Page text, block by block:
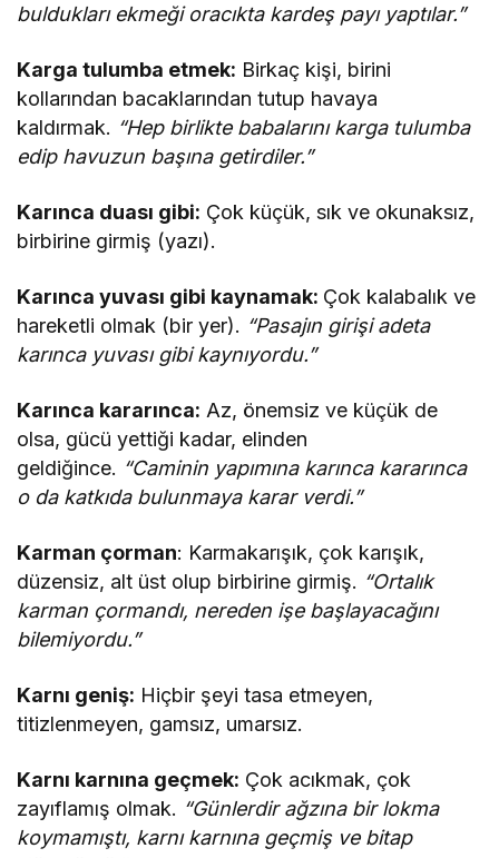
buldukları ekmeği oracıkta kardeş payı yaptılar.”
Karga tulumba etmek: Birkaç kişi, birini
kollarından bacaklarından tutup havaya
kaldırmak. “Hep birlikte babalarını karga tulumba
edip havuzun başına getirdiler.”
Karınca duası gibi: Çok küçük, sık ve okunaksız,
birbirine girmiş (yazı).
Karınca yuvası gibi kaynamak: Çok kalabalık ve
hareketli olmak (bir yer). “Pasajın girişi adeta
karınca yuvası gibi kaynıyordu.”
Karınca kararınca: Az, önemsiz ve küçük de
olsa, gücü yettiği kadar, elinden
geldiğince. “Caminin yapımına karınca kararınca
o da katkıda bulunmaya karar verdi.”
Karman çorman: Karmakarışık, çok karışık,
düzensiz, alt üst olup birbirine girmiş. “Ortalık
karman çormandı, nereden işe başlayacağını
bilemiyordu.”
Karnı geniş: Hiçbir şeyi tasa etmeyen,
titizlenmeyen, gamsız, umarsız.
Karnı karnına geçmek: Çok acıkmak, çok
zayıflamış olmak. “Günlerdir ağzına bir lokma
koymamıştı, karnı karnına geçmiş ve bitap